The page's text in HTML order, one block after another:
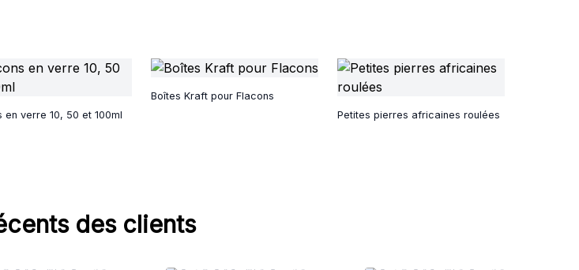
en verre 10, 50 et 100ml
Boîtes Kraft pour Flacons
Petites pierres africaines roulées
des clients